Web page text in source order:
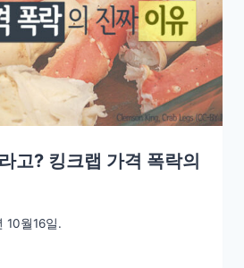
고? 킹크랩 가격 폭락의
10월16일.